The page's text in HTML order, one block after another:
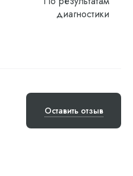
диагностики
Оставить отзыв